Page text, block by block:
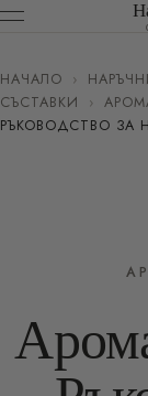
НАЧАЛО ›
СЪСТАВКИ
›
РЪКОВОДСТВО ЗА